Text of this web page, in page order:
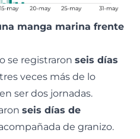
manga marina frente
se registraron seis días
veces más de lo
ser dos jornadas.
seis días de
de granizo.